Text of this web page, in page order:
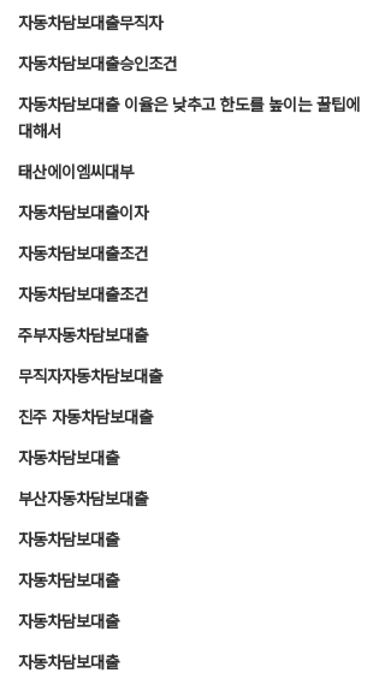
자동차담보대출무직자
자동차담보대출승인조건
자동차담보대출 이율은 낮추고 한도를 높이는 꿀팁에
대해서
태산에이엠씨대부
자동차담보대출이자
자동차담보대출조건
자동차담보대출조건
주부자동차담보대출
무직자자동차담보대출
진주 자동차담보대출
자동차담보대출
부산자동차담보대출
자동차담보대출
자동차담보대출
자동차담보대출
자동차담보대출